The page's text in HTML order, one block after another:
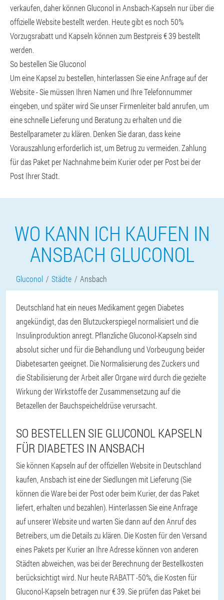
verkaufen, daher können Gluconol in Ansbach-Kapseln nur über die
offizielle Website bestellt werden. Heute gibt es noch 50%
Vorzugsrabatt und Kapseln können zum Bestpreis € 39 bestellt
werden.
So bestellen Sie Gluconol
Um eine Kapsel zu bestellen, hinterlassen Sie eine Anfrage auf der
Website - Sie müssen Ihren Namen und Ihre Telefonnummer
eingeben, und später wird Sie unser Firmenleiter bald anrufen, um
eine schnelle Lieferung und Beratung zu erhalten und die
Bestellparameter zu klären. Denken Sie daran, dass keine
Vorauszahlung erforderlich ist, um Betrug zu vermeiden. Zahlung
für das Paket per Nachnahme beim Kurier oder per Post bei der
Post Ihrer Stadt.
WO KANN ICH KAUFEN IN
ANSBACH GLUCONOL
Gluconol Städte Ansbach
Deutschland hat ein neues Medikament gegen Diabetes
angekündigt, das den Blutzuckerspiegel normalisiert und die
Insulinproduktion anregt. Pflanzliche Gluconol-Kapseln sind
absolut sicher und für die Behandlung und Vorbeugung beider
Diabetesarten geeignet. Die Normalisierung des Zuckers und
die Stabilisierung der Arbeit aller Organe wird durch die gezielte
Wirkung der Wirkstoffe der Zusammensetzung auf die
Betazellen der Bauchspeicheldrüse verursacht.
SO BESTELLEN SIE GLUCONOL KAPSELN
FÜR DIABETES IN ANSBACH
Sie können Kapseln auf der offiziellen Website in Deutschland
kaufen, Ansbach ist eine der Siedlungen mit Lieferung (Sie
können die Ware bei der Post oder beim Kurier, der das Paket
liefert, erhalten und bezahlen). Hinterlassen Sie eine Anfrage
auf unserer Website und warten Sie dann auf den Anruf des
Betreibers, um die Details zu klären. Die Kosten für den Versand
eines Pakets per Kurier an Ihre Adresse können von anderen
Städten abweichen, was bei der Berechnung der Bestellkosten
berücksichtigt wird. Nur heute RABATT -50%, die Kosten für
Gluconol-Kapseln betragen nur € 39. Sie prüfen das Paket bei